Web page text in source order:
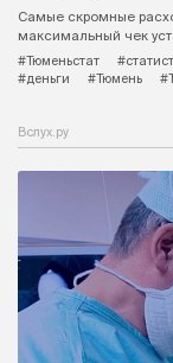
Самые скромные
максимальный чек
#Тюменьстат
#деньги
#Тюмень
Вслух.ру